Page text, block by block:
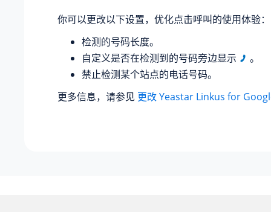
你可以更改以下设置，优化点击呼叫的使用体验：
检测的号码长度。
自定义是否在检测到的号码旁边显示
。
禁止检测某个站点的电话号码。
更多信息，请参见 更改 Yeastar Linkus for